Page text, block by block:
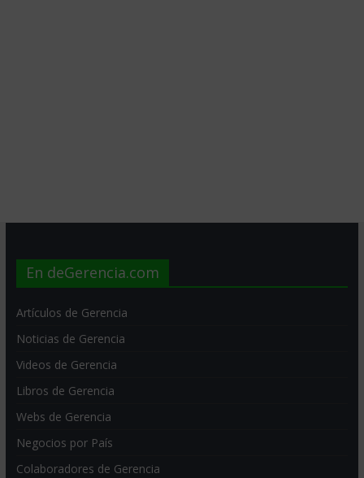
En deGerencia.com
Artículos de Gerencia
Noticias de Gerencia
Videos de Gerencia
Libros de Gerencia
Webs de Gerencia
Negocios por País
Colaboradores de Gerencia